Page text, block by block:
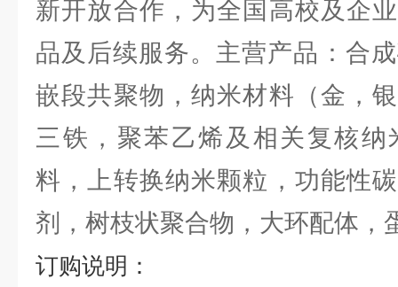
新开放合作，为全国高校及企
品及后续服务。主营产品：合
嵌段共聚物，纳米材料（金，
三铁，聚苯乙烯及相关复核
料，上转换纳米颗粒，功能性
剂，树枝状聚合物，大环配体，
订购说明：